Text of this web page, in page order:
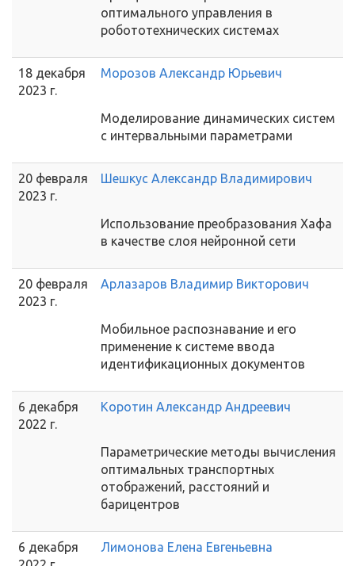
оптимального управления в
робототехнических системах
18 декабря
2023 г.
Морозов Александр Юрьевич
Моделирование динамических систем
с интервальными параметрами
20 февраля
2023 г.
Шешкус Александр Владимирович
Использование преобразования Хафа
в качестве слоя нейронной сети
20 февраля
2023 г.
Арлазаров Владимир Викторович
Мобильное распознавание и его
применение к системе ввода
идентификационных документов
6 декабря
2022 г.
Коротин Александр Андреевич
Параметрические методы вычисления
оптимальных транспортных
отображений, расстояний и
барицентров
6 декабря
Лимонова Елена Евгеньевна